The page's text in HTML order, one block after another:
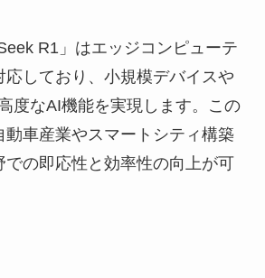
R1」はエッジコンピューテ
応しており、小規模デバイスや
度なAI機能を実現します。この
動車産業やスマートシティ構築
での即応性と効率性の向上が可